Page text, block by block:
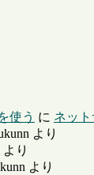
使う に ネット
より
より
より